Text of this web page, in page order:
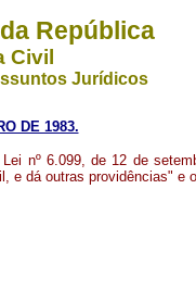
República
Civil
Jurídicos
DE 1983.
nº 6.099, de 12 de
e dá outras providências" e